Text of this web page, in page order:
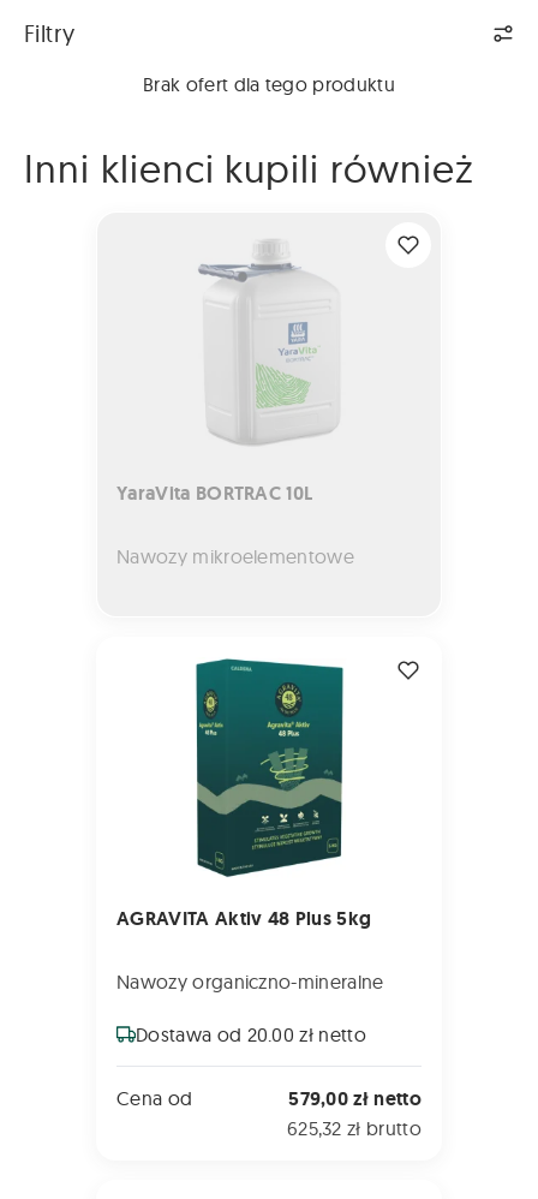
Filtry
Brak ofert dla tego produktu
Inni klienci kupili również
YaraVita BORTRAC 10L
Nawozy mikroelementowe
AGRAVITA Aktiv 48 Plus 5kg
Nawozy organiczno-mineralne
Dostawa od 20.00 zł netto
Cena od 579,00 zł netto
625,32 zł brutto